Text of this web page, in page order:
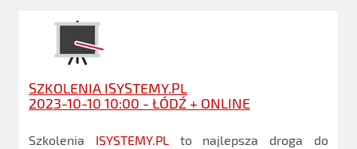
SZKOLENIA ISYSTEMY.PL
2023-10-10 10:00 - ŁÓDŹ + ONLINE
Szkolenia ISYSTEMY.PLto najlepsza droga do